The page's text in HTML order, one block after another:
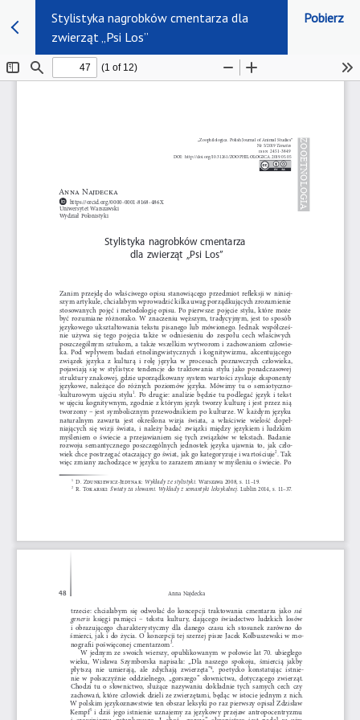
Stylistyka nagrobków cmentarza dla
zwierząt „Psi Los”
Pobierz